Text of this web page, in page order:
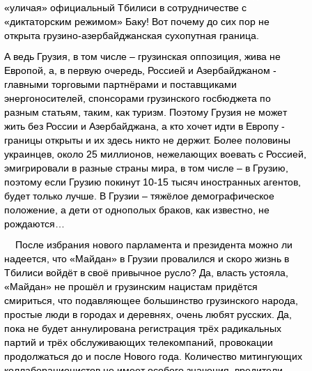
«уличая» официальный Тбилиси в сотрудничестве с
«диктаторским режимом» Баку! Вот почему до сих пор не
открыта грузино-азербайджанская сухопутная граница.
А ведь Грузия, в том числе – грузинская оппозиция, жива не
Европой, а, в первую очередь, Россией и Азербайджаном -
главными торговыми партнёрами и поставщиками
энергоносителей, спонсорами грузинского госбюджета по
разным статьям, таким, как туризм. Поэтому Грузия не может
жить без России и Азербайджана, а кто хочет идти в Европу -
границы открыты и их здесь никто не держит. Более половины
украинцев, около 25 миллионов, нежелающих воевать с Россией,
эмигрировали в разные страны мира, в том числе – в Грузию,
поэтому если Грузию покинут 10-15 тысяч иностранных агентов,
будет только лучше. В Грузии – тяжёлое демографическое
положение, а дети от однополых браков, как известно, не
рождаются…
После избрания нового парламента и президента можно ли
надеется, что «Майдан» в Грузии провалился и скоро жизнь в
Тбилиси войдёт в своё привычное русло? Да, власть устояла,
«Майдан» не прошёл и грузинским нацистам придётся
смириться, что подавляющее большинство грузинского народа,
простые люди в городах и деревнях, очень любят русских. Да,
пока не будет аннулирована регистрация трёх радикальных
партий и трёх обслуживающих телекомпаний, провокации
продолжаться до и после Нового года. Количество митингующих